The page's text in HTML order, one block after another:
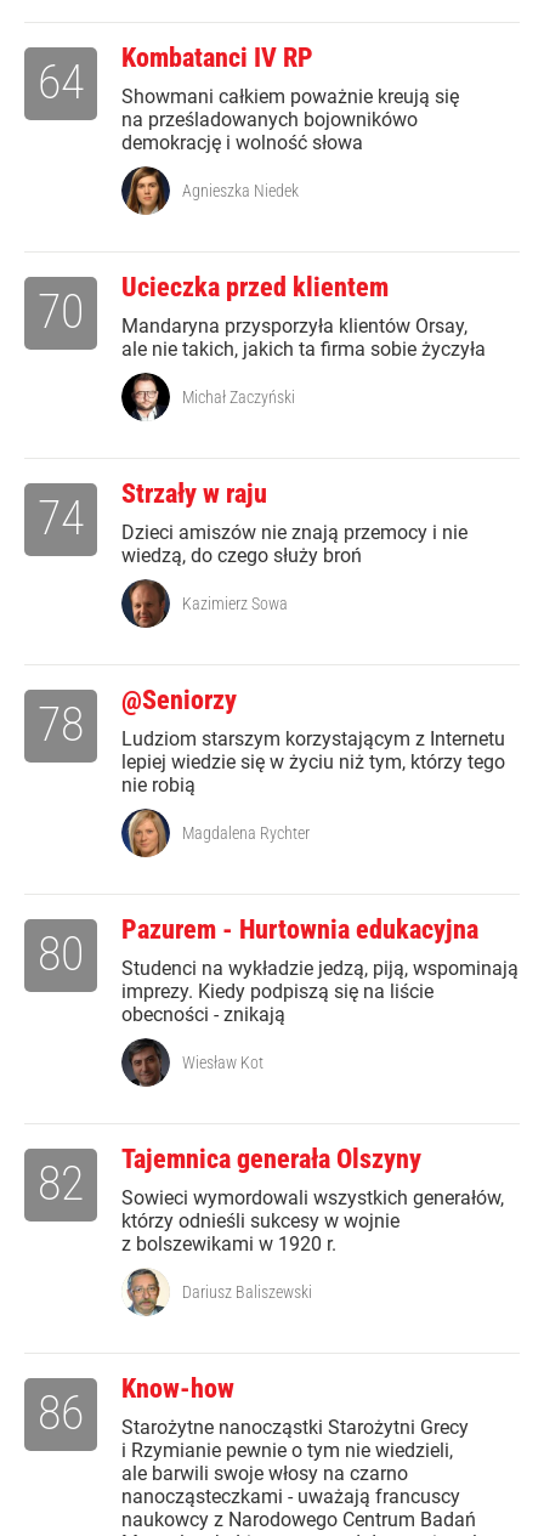
Kombatanci IV RP
Showmani całkiem poważnie kreują się
na prześladowanych bojownikówo
demokrację i wolność słowa
64
Agnieszka Niedek
Ucieczka przed klientem
Mandaryna przysporzyła klientów Orsay,
ale nie takich, jakich ta firma sobie życzyła
70
Michał Zaczyński
Strzały w raju
Dzieci amiszów nie znają przemocy i nie
wiedzą, do czego służy broń
74
Kazimierz Sowa
@Seniorzy
Ludziom starszym korzystającym z Internetu
lepiej wiedzie się w życiu niż tym, którzy tego
nie robią
78
Magdalena Rychter
Pazurem - Hurtownia edukacyjna
Studenci na wykładzie jedzą, piją, wspominają
imprezy. Kiedy podpiszą się na liście
obecności - znikają
80
Wiesław Kot
Tajemnica generała Olszyny
Sowieci wymordowali wszystkich generałów,
którzy odnieśli sukcesy w wojnie
z bolszewikami w 1920 r.
82
Dariusz Baliszewski
Know-how
Starożytne nanocząstki Starożytni Grecy
i Rzymianie pewnie o tym nie wiedzieli,
ale barwili swoje włosy na czarno
nanocząsteczkami - uważają francuscy
naukowcy z Narodowego Centrum Badań
86